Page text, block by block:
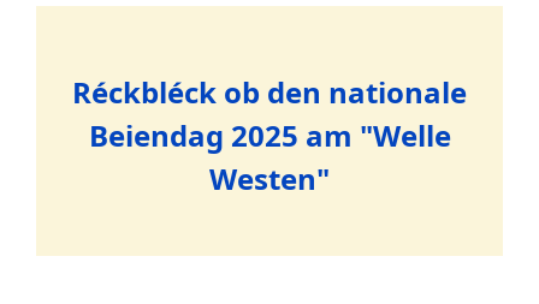
Réckbléck ob den nationale
Beiendag 2025 am "Welle
Westen"